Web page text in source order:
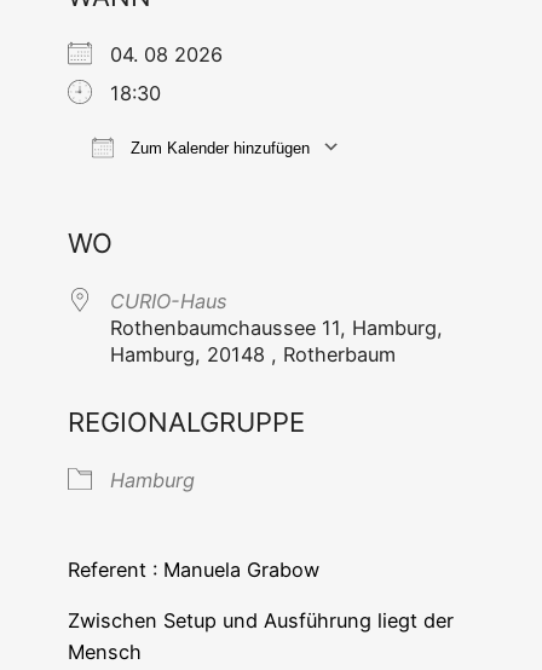
04. 08 2026
18:30
Zum Kalender hinzufügen
WO
CURIO-Haus
Rothen­baum­chaus­see 11, Ham­burg,
Ham­burg, 20148 , Rotherbaum
REGIONALGRUPPE
Ham­burg
Refe­rent : Manue­la Grabow
Zwi­schen Set­up und Aus­füh­rung liegt der
Mensch